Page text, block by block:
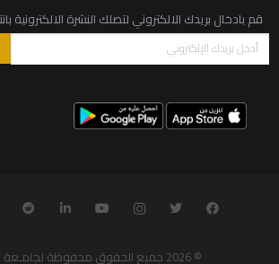
قم بادخال بريدك الالكتروني لتصلك النشرة الالكترونية
© 2026 جميع الحقوق محفوظة لجامـعة